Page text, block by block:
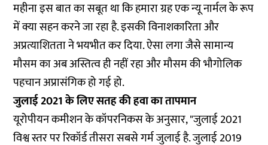
महीना इस बात का सबूत था कि हमारा ग्रह एक न्यू नार्मल के रूप
में क्या सहन करने जा रहा है. इसकी विनाशकारिता और
अप्रत्याशितता ने भयभीत कर दिया. ऐसा लगा जैसे सामान्य
मौसम का अब अस्तित्व ही नहीं रहा और मौसम की भौगोलिक
पहचान अप्रासंगिक हो गई हो.
जुलाई 2021 के लिए सतह की हवा का तापमान
यूरोपीयन कमीशन के कॉपरनिकस के अनुसार, "जुलाई 2021
विश्व स्तर पर रिकॉर्ड तीसरा सबसे गर्म जुलाई है. जुलाई 2019